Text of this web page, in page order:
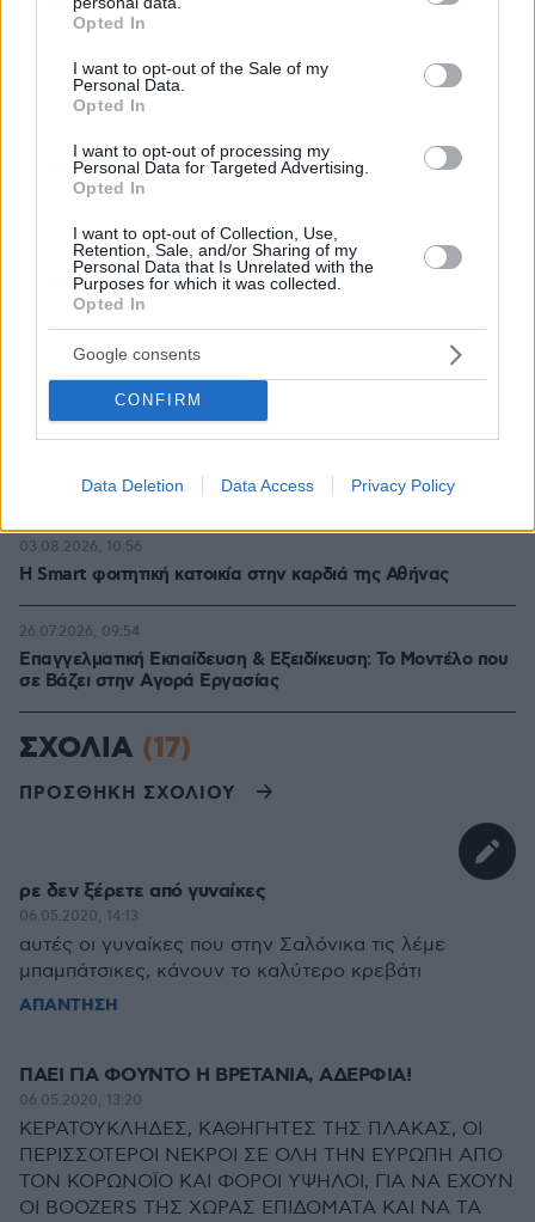
grant or deny consent to Google and its third-party tags to
use your data for below specified purposes in below Google
consent section.
Opted In
I want to opt-out of the Sale of my
Personal Data.
Opted In
I want to opt-out of processing my
Personal Data for Targeted Advertising.
Opted In
I want to opt-out of Collection, Use,
Retention, Sale, and/or Sharing of my
Personal Data that Is Unrelated with the
Purposes for which it was collected.
Opted In
Google consents
CONFIRM
Data Deletion Data Access Privacy Policy
Το μέλλον της τεχνολογίας
Η Smart φοιτητική κατοικία στην καρδιά της Αθήνας
03.08.2026, 10:56
Επαγγελματική Εκπαίδευση & Εξειδίκευση: Το Mοντέλο που
σε Bάζει στην Aγορά Eργασίας
26.07.2026, 09:54
ΣΧΟΛΙΑ (17)
ΠΡΟΣΘΗΚΗ ΣΧΟΛΙΟΥ
ρε δεν ξέρετε από γυναίκες
06.05.2020, 14:13
αυτές οι γυναίκες που στην Σαλόνικα τις λέμε
μπαμπάτσικες, κάνουν το καλύτερο κρεβάτι
ΑΠΑΝΤΗΣΗ
ΠΑΕΙ ΓΙΑ ΦΟΥΝΤΟ Η ΒΡΕΤΑΝΙΑ, ΑΔΕΡΦΙΑ!
06.05.2020, 13:20
ΚΕΡΑΤΟΥΚΛΗΔΕΣ, ΚΑΘΗΓΗΤΕΣ ΤΗΣ ΠΛΑΚΑΣ, ΟΙ
ΠΕΡΙΣΣΟΤΕΡΟΙ ΝΕΚΡΟΙ ΣΕ ΟΛΗ ΤΗΝ ΕΥΡΩΠΗ ΑΠΟ
ΤΟΝ ΚΟΡΩΝΟΪΟ ΚΑΙ ΦΟΡΟΙ ΥΨΗΛΟΙ, ΓΙΑ ΝΑ ΕΧΟΥΝ
ΟΙ BOOZERS ΤΗΣ ΧΩΡΑΣ ΕΠΙΔΟΜΑΤΑ ΚΑΙ ΝΑ ΤΑ